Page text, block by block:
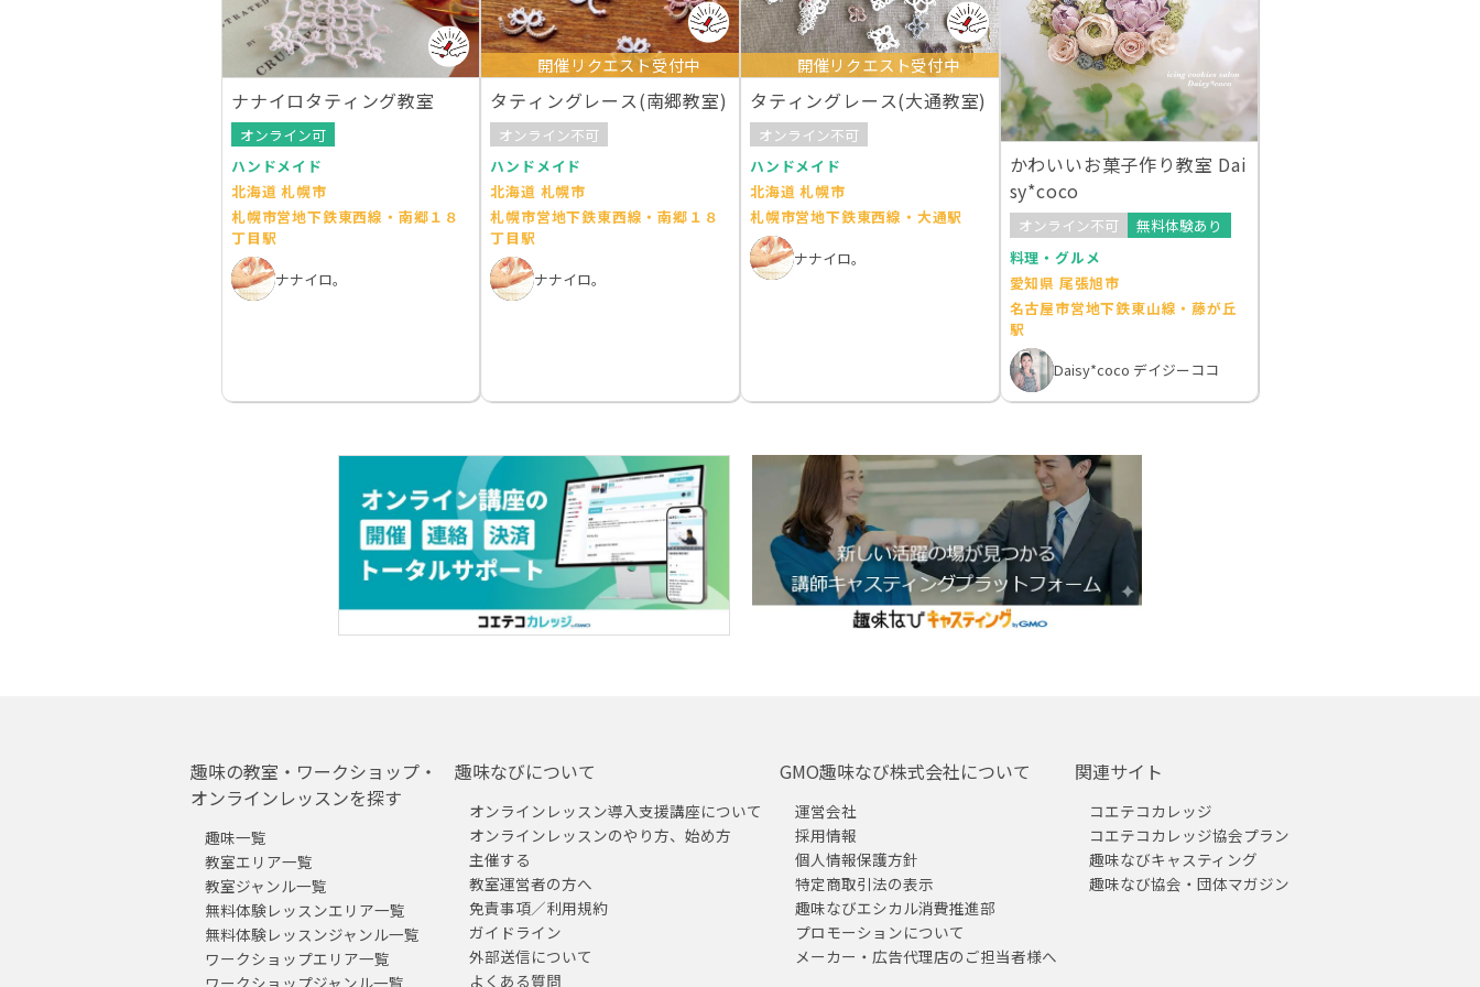
ナナイロタティング教室
オンライン可
ハンドメイド
北海道 札幌市
札幌市営地下鉄東西線・南郷１８
丁目駅
ナナイロ。
開催リクエスト受付中
タティングレース(南郷教室)
オンライン不可
ハンドメイド
北海道 札幌市
札幌市営地下鉄東西線・南郷１８
丁目駅
ナナイロ。
開催リクエスト受付中
タティングレース(大通教室)
オンライン不可
ハンドメイド
北海道 札幌市
札幌市営地下鉄東西線・大通駅
ナナイロ。
かわいいお菓子作り教室 Dai
sy*coco
オンライン不可
無料体験あり
料理・グルメ
愛知県 尾張旭市
名古屋市営地下鉄東山線・藤が丘
駅
Daisy*coco デイジーココ
趣味の教室・ワークショップ・
オンラインレッスンを探す
趣味一覧
教室エリア一覧
教室ジャンル一覧
無料体験レッスンエリア一覧
無料体験レッスンジャンル一覧
ワークショップエリア一覧
ワークショップジャンル一覧
趣味なびについて
オンラインレッスン導入支援講座について
オンラインレッスンのやり方、始め方
主催する
教室運営者の方へ
免責事項／利用規約
ガイドライン
外部送信について
よくある質問
GMO趣味なび株式会社について
運営会社
採用情報
個人情報保護方針
特定商取引法の表示
趣味なびエシカル消費推進部
プロモーションについて
メーカー・広告代理店のご担当者様へ
関連サイト
コエテコカレッジ
コエテコカレッジ協会プラン
趣味なびキャスティング
趣味なび協会・団体マガジン